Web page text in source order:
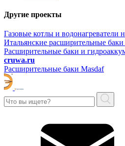
Другие проекты
Газовые котлы и водонагреватели
Итальянские расширительные баки
Расширительные баки и
cruwa.ru
Расширительные баки Masdaf